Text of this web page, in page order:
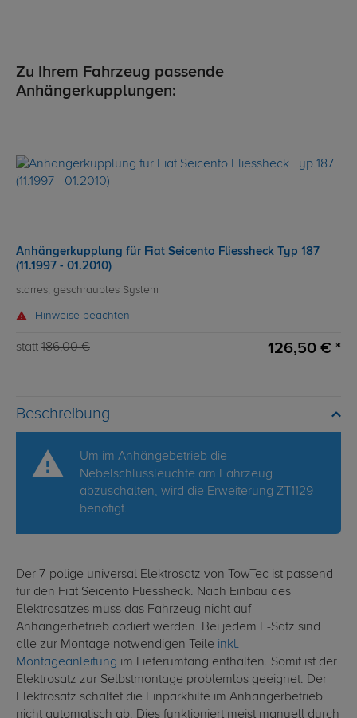
Zu Ihrem Fahrzeug passende
Anhängerkupplungen:
Anhängerkupplung für Fiat Seicento Fliessheck Typ 187
(11.1997 - 01.2010)
starres, geschraubtes System
Hinweise beachten
statt 186,00 € 126,50 € *
Beschreibung
Um im Anhängebetrieb die
Nebelschlussleuchte am Fahrzeug
abzuschalten, wird die Erweiterung ZT1129
benötigt.
Der 7-polige universal Elektrosatz von TowTec ist passend
für den Fiat Seicento Fliessheck. Nach Einbau des
Elektrosatzes muss das Fahrzeug nicht auf
Anhängerbetrieb codiert werden. Bei jedem E-Satz sind
alle zur Montage notwendigen Teile inkl.
Montageanleitung im Lieferumfang enthalten. Somit ist der
Elektrosatz zur Selbstmontage problemlos geeignet. Der
Elektrosatz schaltet die Einparkhilfe im Anhängerbetrieb
nicht automatisch ab. Dies funktioniert meist manuell durch